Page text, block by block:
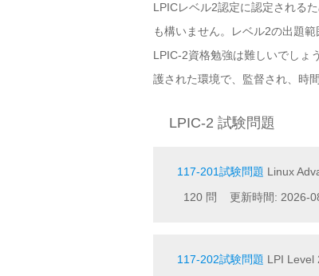
LPICレベル2認定に認定される
も構いません。レベル2の出題
LPIC-2資格勉強は難しいでしょ
護された環境で、監督され、時
LPIC-2 試験問題
117-201試験問題 Linux
120 問 更新時間: 2026-
117-202試験問題 LPI Level